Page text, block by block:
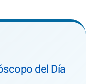
del Día